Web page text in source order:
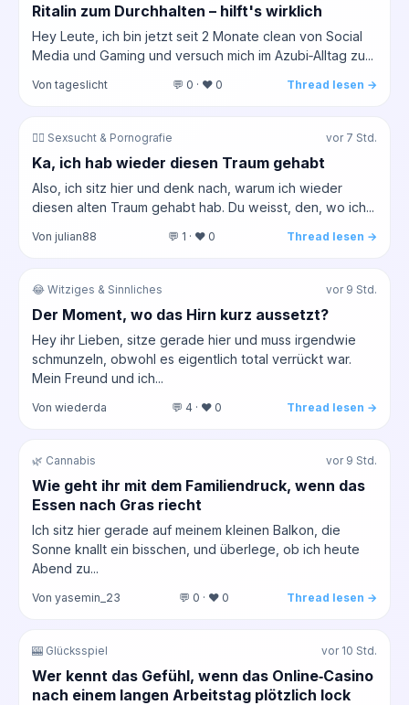
Ritalin zum Durchhalten – hilft's wirklich
Hey Leute, ich bin jetzt seit 2 Monate clean von Social
Media und Gaming und versuch mich im Azubi‑Alltag zu...
Von tageslicht 💬 0 · ❤️ 0 Thread lesen →
❤️‍🔥 Sexsucht & Pornografie vor 7 Std.
Ka, ich hab wieder diesen Traum gehabt
Also, ich sitz hier und denk nach, warum ich wieder
diesen alten Traum gehabt hab. Du weisst, den, wo ich...
Von julian88 💬 1 · ❤️ 0 Thread lesen →
😂 Witziges & Sinnliches vor 9 Std.
Der Moment, wo das Hirn kurz aussetzt?
Hey ihr Lieben, sitze gerade hier und muss irgendwie
schmunzeln, obwohl es eigentlich total verrückt war.
Mein Freund und ich...
Von wiederda 💬 4 · ❤️ 0 Thread lesen →
🌿 Cannabis vor 9 Std.
Wie geht ihr mit dem Familiendruck, wenn das
Essen nach Gras riecht
Ich sitz hier gerade auf meinem kleinen Balkon, die
Sonne knallt ein bisschen, und überlege, ob ich heute
Abend zu...
Von yasemin_23 💬 0 · ❤️ 0 Thread lesen →
🎰 Glücksspiel vor 10 Std.
Wer kennt das Gefühl, wenn das Online‑Casino
nach einem langen Arbeitstag plötzlich lock